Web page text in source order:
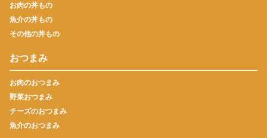
お肉の丼もの
魚介の丼もの
その他の丼もの
おつまみ
お肉のおつまみ
野菜おつまみ
チーズのおつまみ
魚介のおつまみ